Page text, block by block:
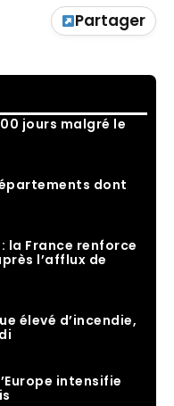
Partager
jours malgré le
dont
la France renforce
l’afflux de
élevé d’incendie,
intensifie